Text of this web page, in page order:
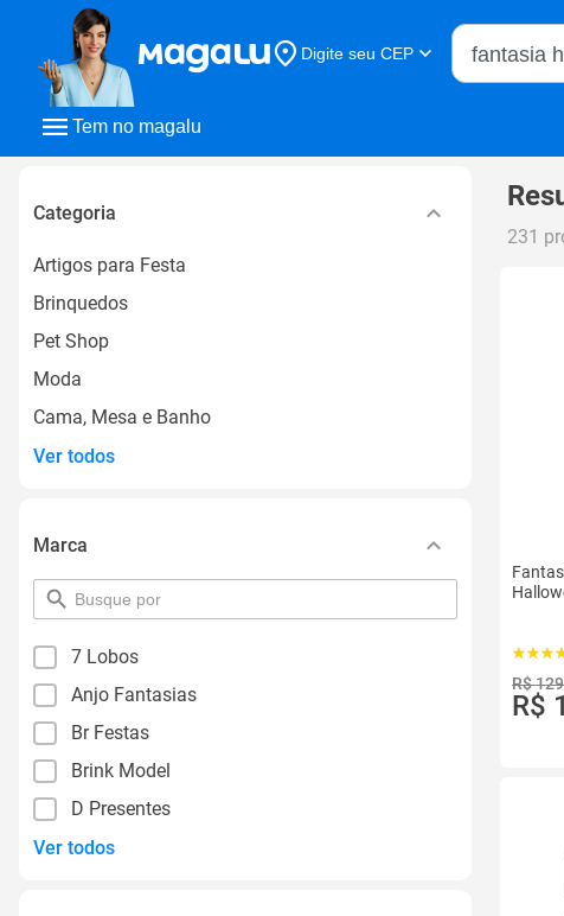
Tem no magalu
Digite seu CEP
Buscar no
Categoria
Artigos para Festa
Brinquedos
Pet Shop
Moda
Cama, Mesa e Banho
Ver todos
Marca
pesquisar
por
7 Lobos
Anjo Fantasias
Br Festas
Brink Model
D Presentes
Ver todos
231
R$
R$